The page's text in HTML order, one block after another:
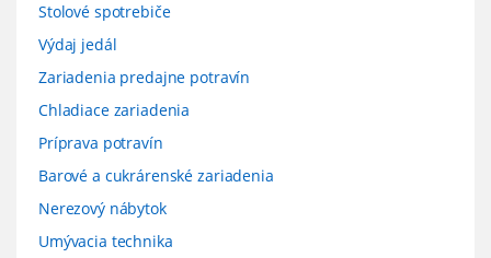
Stolové spotrebiče
Výdaj jedál
Zariadenia predajne potravín
Chladiace zariadenia
Príprava potravín
Barové a cukrárenské zariadenia
Nerezový nábytok
Umývacia technika